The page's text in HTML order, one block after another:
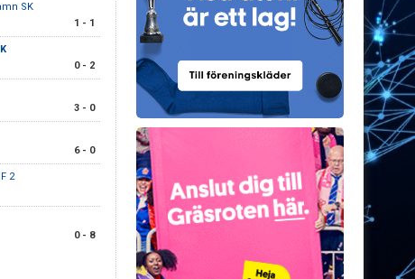
SK
1 - 1
0 - 2
3 - 0
6 - 0
2
0 - 8